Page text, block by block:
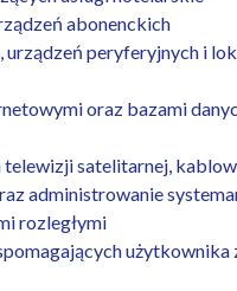
abonenckich
peryferyjnych i
oraz bazami
satelitarnej,
administrowanie
rozległymi
użytkownika